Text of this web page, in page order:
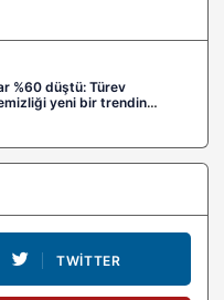
%60 düştü: Türev
yeni bir trendin
TWITTER